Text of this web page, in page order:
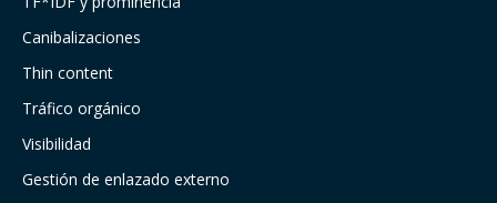
Canibalizaciones
Thin content
Tráfico orgánico
Visibilidad
Gestión de enlazado externo